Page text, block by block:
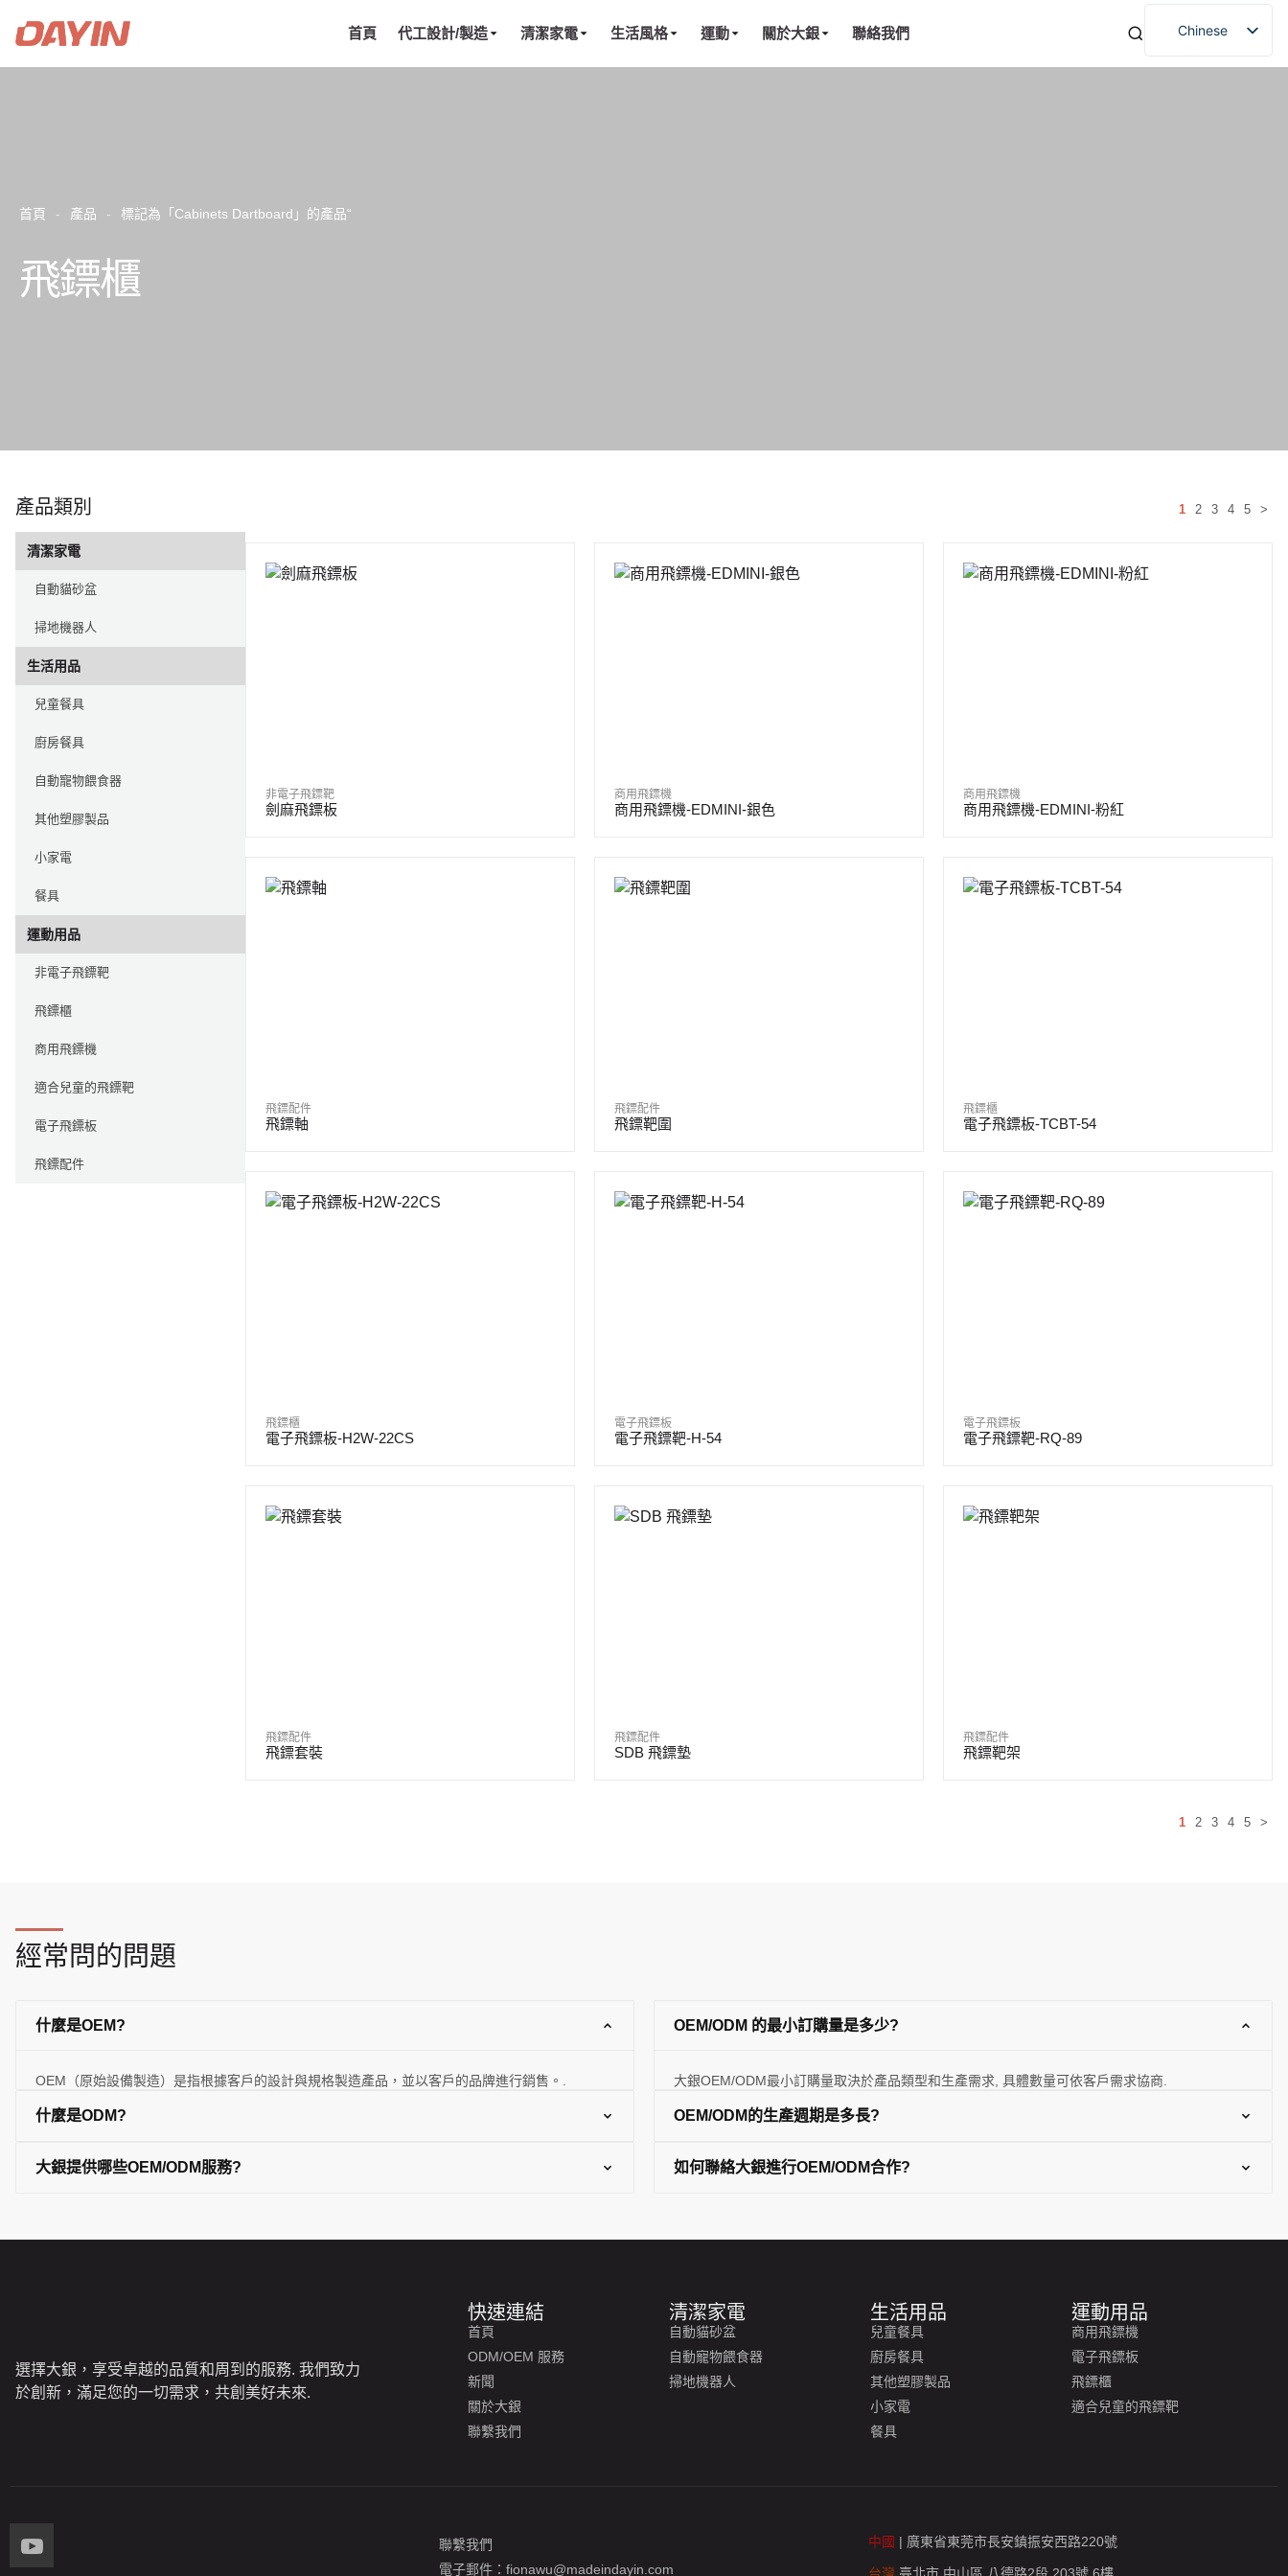
首頁 代工設計/製造 清潔家電 生活風格 運動 關於大銀 聯絡我們 Chinese
首頁 - 產品 - 標記為「Cabinets Dartboard」的產品“
飛鏢櫃
產品類別
清潔家電
自動貓砂盆
掃地機器人
生活用品
兒童餐具
廚房餐具
自動寵物餵食器
其他塑膠製品
小家電
餐具
運動用品
非電子飛鏢靶
飛鏢櫃
商用飛鏢機
適合兒童的飛鏢靶
電子飛鏢板
飛鏢配件
1 2 3 4 5 >
非電子飛鏢靶
劍麻飛鏢板
商用飛鏢機
商用飛鏢機-EDMINI-銀色
商用飛鏢機
商用飛鏢機-EDMINI-粉紅
飛鏢配件
飛鏢軸
飛鏢配件
飛鏢靶圍
飛鏢櫃
電子飛鏢板-TCBT-54
飛鏢櫃
電子飛鏢板-H2W-22CS
電子飛鏢板
電子飛鏢靶-H-54
電子飛鏢板
電子飛鏢靶-RQ-89
飛鏢配件
飛鏢套裝
飛鏢配件
SDB 飛鏢墊
飛鏢配件
飛鏢靶架
1 2 3 4 5 >
經常問的問題
什麼是OEM?
OEM（原始設備製造）是指根據客戶的設計與規格製造產品，並以客戶的品牌進行銷售。.
什麼是ODM?
大銀提供哪些OEM/ODM服務?
OEM/ODM 的最小訂購量是多少?
大銀OEM/ODM最小訂購量取決於產品類型和生產需求, 具體數量可依客戶需求協商.
OEM/ODM的生產週期是多長?
如何聯絡大銀進行OEM/ODM合作?
選擇大銀，享受卓越的品質和周到的服務. 我們致力
於創新，滿足您的一切需求，共創美好未來.
快速連結
首頁
ODM/OEM 服務
新聞
關於大銀
聯繫我們
清潔家電
自動貓砂盆
自動寵物餵食器
掃地機器人
生活用品
兒童餐具
廚房餐具
其他塑膠製品
小家電
餐具
運動用品
商用飛鏢機
電子飛鏢板
飛鏢櫃
適合兒童的飛鏢靶
聯繫我們
電子郵件：fionawu@madeindayin.com
中國 | 廣東省東莞市長安鎮振安西路220號